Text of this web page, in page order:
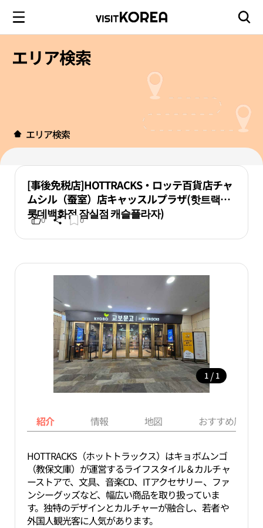
エリア検索
エリア検索
[事後免税店]HOTTRACKS・ロッテ百貨店チャ
ムシル（蚕室）店キャッスルプラザ(핫트랙스
롯데백화점 잠실점 캐슬플라자)
0 0
1 / 1
紹介 情報 地図 おすすめ周辺
HOTTRACKS（ホットトラックス）はキョボムンゴ
（教保文庫）が運営するライフスタイル＆カルチャ
ーストアで、文具、音楽CD、ITアクセサリー、ファ
ンシーグッズなど、幅広い商品を取り扱っていま
す。独特のデザインとカルチャーが融合し、若者や
外国人観光客に人気があります。